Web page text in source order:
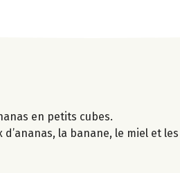
en petits cubes.
la banane, le miel et